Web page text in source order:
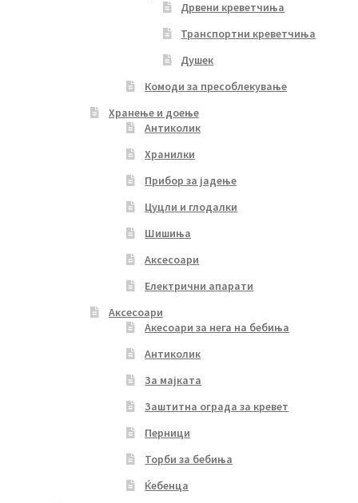
Дрвени креветчиња
Транспортни креветчиња
Душек
Комоди за пресоблекување
Хранење и доење
Антиколик
Хранилки
Прибор за јадење
Цуцли и глодалки
Шишиња
Аксесоари
Електрични апарати
Аксесоари
Акесоари за нега на бебиња
Антиколик
За мајката
Заштитна ограда за кревет
Перници
Торби за бебиња
Ќебенца